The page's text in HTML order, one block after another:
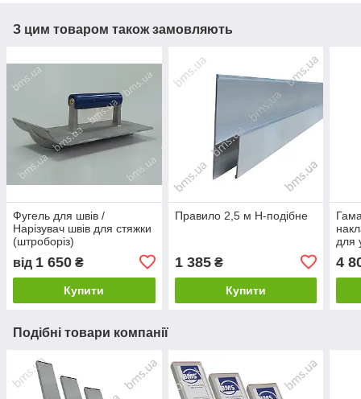
З цим товаром також замовляють
Фугель для швів /
Нарізувач швів для стяжки
(штроборіз)
від 1 650 ₴
Купити
Правило 2,5 м H-подібне
1 385₴
Купити
для
4
Подібні товари компанії